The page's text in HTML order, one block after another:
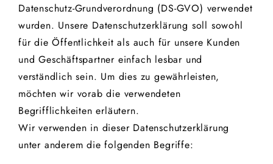
Datenschutz-Grundverordnung (DS-GVO) verwendet
wurden. Unsere Datenschutzerklärung soll sowohl
für die Öffentlichkeit als auch für unsere Kunden
und Geschäftspartner einfach lesbar und
verständlich sein. Um dies zu gewährleisten,
möchten wir vorab die verwendeten
Begrifflichkeiten erläutern.
Wir verwenden in dieser Datenschutzerklärung
unter anderem die folgenden Begriffe: